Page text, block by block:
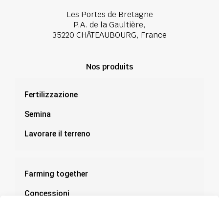
Les Portes de Bretagne
P.A. de la Gaultière,
35220 CHÂTEAUBOURG, France
Nos produits
Fertilizzazione
Semina
Lavorare il terreno
Farming together
Concessioni